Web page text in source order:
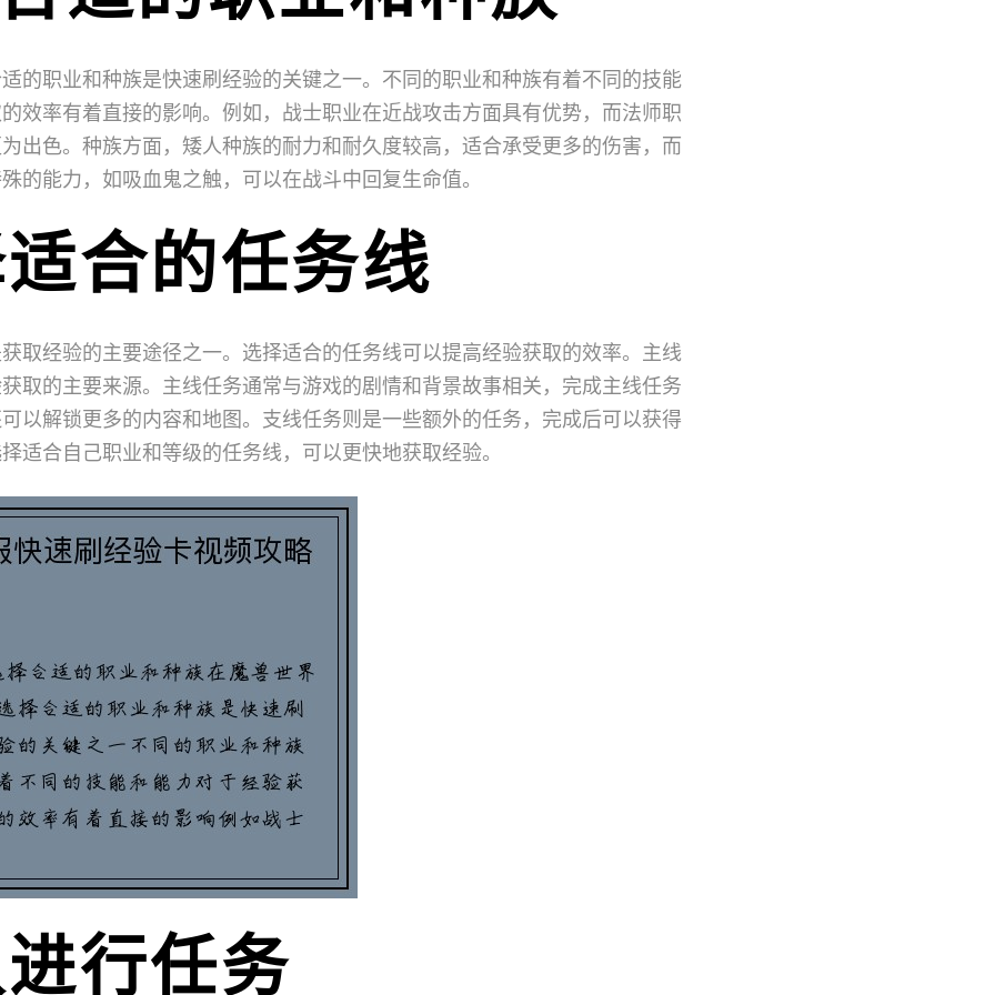
的职业和种族是快速刷经验的关键之一。不同的职业和种族有着不同的技能
效率有着直接的影响。例如，战士职业在近战攻击方面具有优势，而法师职
出色。种族方面，矮人种族的耐力和耐久度较高，适合承受更多的伤害，而
的能力，如吸血鬼之触，可以在战斗中回复生命值。
合的任务线
取经验的主要途径之一。选择适合的任务线可以提高经验获取的效率。主线
取的主要来源。主线任务通常与游戏的剧情和背景故事相关，完成主线任务
以解锁更多的内容和地图。支线任务则是一些额外的任务，完成后可以获得
适合自己职业和等级的任务线，可以更快地获取经验。
行任务